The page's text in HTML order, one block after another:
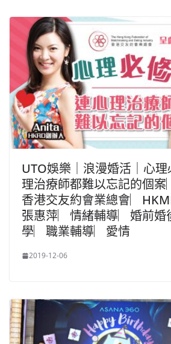
UTO娛樂｜浪漫婚活｜心
理治療師都難以忘記的個案
香港交友約會業總會
張惠萍︳情緒輔導︳婚前婚
學︳職業輔導︳愛情
2019-12-06